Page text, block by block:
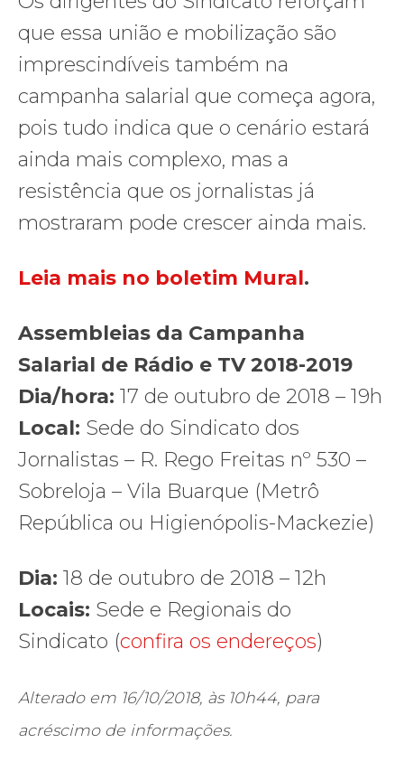
que essa união e mobilização são
imprescindíveis também na
campanha salarial que começa agora,
pois tudo indica que o cenário estará
ainda mais complexo, mas a
resistência que os jornalistas já
mostraram pode crescer ainda mais.
Leia mais no boletim Mural.
Assembleias da Campanha
Salarial de Rádio e TV 2018-2019
Dia/hora: 17 de outubro de 2018 – 19h
Local: Sede do Sindicato dos
Jornalistas – R. Rego Freitas nº 530 –
Sobreloja – Vila Buarque (Metrô
República ou Higienópolis-Mackezie)
Dia: 18 de outubro de 2018 – 12h
Locais: Sede e Regionais do
Sindicato (confira os endereços)
Alterado em 16/10/2018, às 10h44, para
acréscimo de informações.